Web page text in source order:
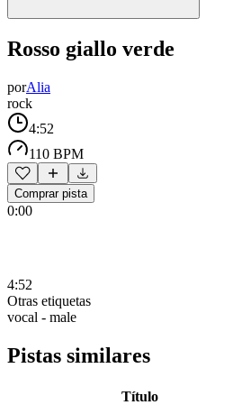
Rosso giallo verde
porAlia
rock
4:52
110 BPM
Comprar pista
0:00
4:52
Otras etiquetas
vocal - male
Pistas similares
Título